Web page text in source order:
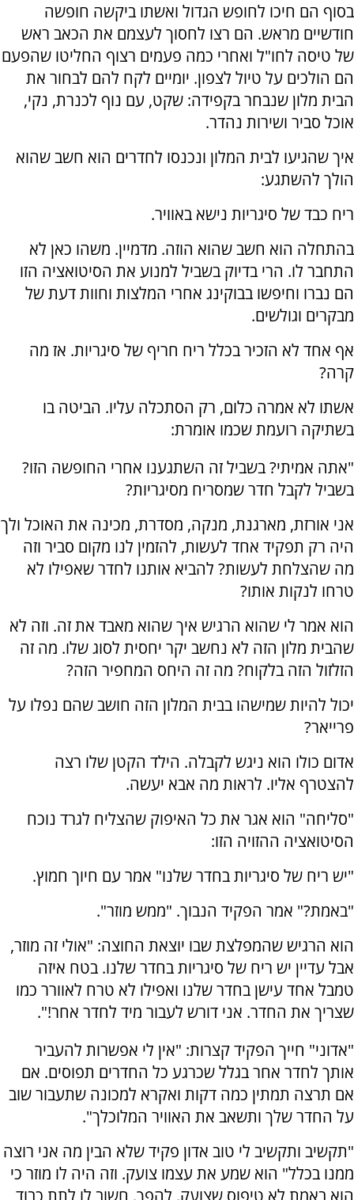
בסוף הם חיכו לחופש הגדול ואשתו ביקשה חופשה
חודשיים מראש. הם רצו לחסוך לעצמם את הכאב ראש
של טיסה לחו"ל ואחרי כמה פעמים רצוף החליטו שהפעם
הם הולכים על טיול לצפון. יומיים לקח להם לבחור את
הבית מלון שנבחר בקפידה: שקט, עם נוף לכנרת, נקי,
אוכל סביר ושירות נהדר.
איך שהגיעו לבית המלון ונכנסו לחדרים הוא חשב שהוא
הולך להשתגע:
ריח כבד של סיגריות נישא באוויר.
בהתחלה הוא חשב שהוא הוזה. מדמיין. משהו כאן לא
התחבר לו. הרי בדיוק בשביל למנוע את הסיטואציה הזו
הם נברו וחיפשו בבוקינג אחרי המלצות וחוות דעת של
מבקרים וגולשים.
אף אחד לא הזכיר בכלל ריח חריף של סיגריות. אז מה
קרה?
אשתו לא אמרה כלום, רק הסתכלה עליו. הביטה בו
בשתיקה רועמת שכמו אומרת:
"אתה אמיתי? בשביל זה השתגענו אחרי החופשה הזו?
בשביל לקבל חדר שמסריח מסיגריות?
אני אורזת, מארגנת, מנקה, מסדרת, מכינה את האוכל ולך
היה רק תפקיד אחד לעשות, להזמין לנו מקום סביר וזה
מה שהצלחת לעשות? להביא אותנו לחדר שאפילו לא
טרחו לנקות אותו?
הוא אמר לי שהוא הרגיש איך שהוא מאבד את זה. וזה לא
שהבית מלון הזה לא נחשב יקר יחסית לסוג שלו. מה זה
הזלזול הזה בלקוח? מה זה היחס המחפיר הזה?
יכול להיות שמישהו בבית המלון הזה חושב שהם נפלו על
פרייאר?
אדום כולו הוא ניגש לקבלה. הילד הקטן שלו רצה
להצטרף אליו. לראות מה אבא יעשה.
"סליחה" הוא אגר את כל האיפוק שהצליח לגרד נוכח
הסיטואציה ההזויה הזו:
"יש ריח של סיגריות בחדר שלנו" אמר עם חיוך חמוץ.
"באמת?" אמר הפקיד הנבוך. "ממש מוזר".
הוא הרגיש שהמפלצת שבו יוצאת החוצה: "אולי זה מוזר,
אבל עדיין יש ריח של סיגריות בחדר שלנו. בטח איזה
טמבל אחד עישן בחדר שלנו ואפילו לא טרח לאוורר כמו
שצריך את החדר. אני דורש לעבור מיד לחדר אחר!".
"אדוני" חייך הפקיד קצרות: "אין לי אפשרות להעביר
אותך לחדר אחר בגלל שכרגע כל החדרים תפוסים. אם
אם תרצה תמתין כמה דקות ואקרא למכונה שתעבור שוב
על החדר שלך ותשאב את האוויר המלוכלך".
"תקשיב ותקשיב לי טוב אדון פקיד שלא הבין מה אני רוצה
ממנו בכלל" הוא שמע את עצמו צועק. וזה היה לו מוזר כי